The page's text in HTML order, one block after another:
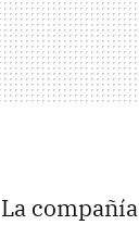
La compañía